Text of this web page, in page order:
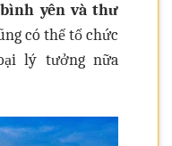
yên và thư
có thể tổ chức
lý tưởng nữa